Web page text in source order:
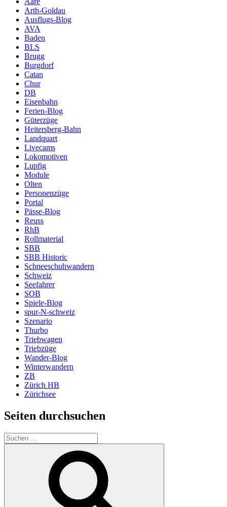
Arth-Goldau
Ausflugs-Blog
AVA
Baden
BLS
Brugg
Burgdorf
Catan
Chur
DB
Eisenbahn
Ferien-Blog
Güterzüge
Heitersberg-Bahn
Landquart
Livecams
Lokomotiven
Lupfig
Module
Olten
Personenzüge
Portal
Pässe-Blog
Reuss
RhB
Rollmaterial
SBB
SBB Historic
Schneeschuhwandern
Schweiz
Seefahrer
SOB
Spiele-Blog
spur-N-schweiz
Szenario
Thurbo
Triebwagen
Triebzüge
Wander-Blog
Winterwandern
ZB
Zürich HB
Zürichsee
Seiten durchsuchen
Suchen
nach: